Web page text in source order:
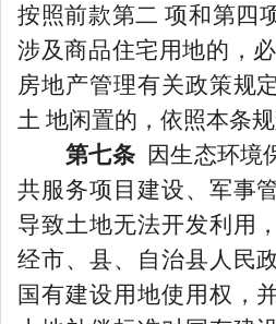
按照前款第二 项和第四
涉及商品住宅用地的，
房地产管理有关政策规
土 地闲置的，依照本条
第七条 因生态环境
共服务项目建设、军事
导致土地无法开发利用
经市、县、自治县人民
国有建设用地使用权，